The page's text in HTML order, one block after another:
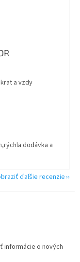
hviezdičiek.
hviezdičiek.
a vzdy
hviezdičiek.
dodávka a
ďalšie recenzie
informácie o nových